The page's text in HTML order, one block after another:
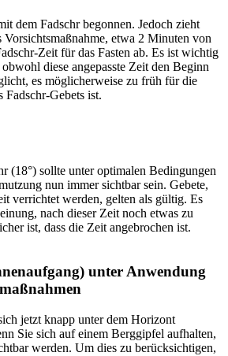
dem Fadschr begonnen. Jedoch zieht
Vorsichtsmaßnahme, etwa 2 Minuten von
Zeit für das Fasten ab. Es ist wichtig
obwohl diese angepasste Zeit den Beginn
es möglicherweise zu früh für die
Gebets ist.
(18°) sollte unter optimalen Bedingungen
nun immer sichtbar sein. Gebete,
verrichtet werden, gelten als gültig. Es
nach dieser Zeit noch etwas zu
ist, dass die Zeit angebrochen ist.
unter Anwendung
jetzt knapp unter dem Horizont
Sie sich auf einem Berggipfel aufhalten,
werden. Um dies zu berücksichtigen,